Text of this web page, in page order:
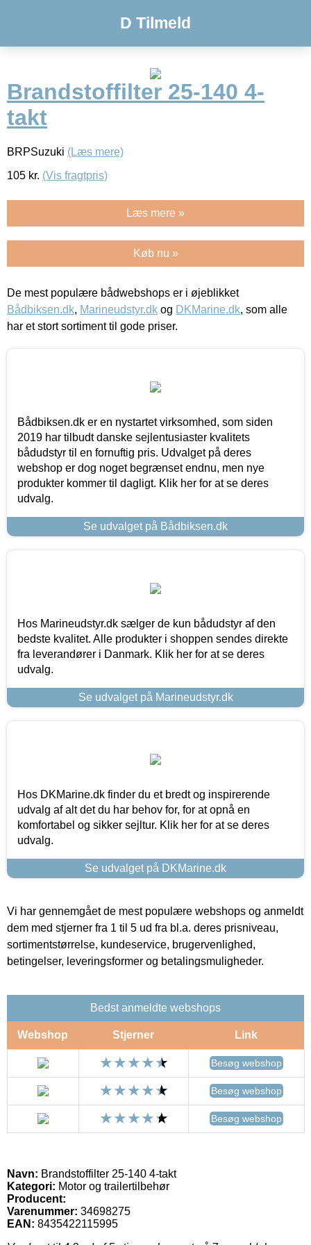
D Tilmeld
Brandstoffilter 25-140 4-
takt
BRPSuzuki (Læs mere)
105 kr. (Vis fragtpris)
Læs mere »
Køb nu »
De mest populære bådwebshops er i øjeblikket
Bådbiksen.dk, Marineudstyr.dk og DKMarine.dk, som alle
har et stort sortiment til gode priser.
Bådbiksen.dk er en nystartet virksomhed, som siden
2019 har tilbudt danske sejlentusiaster kvalitets
bådudstyr til en fornuftig pris. Udvalget på deres
webshop er dog noget begrænset endnu, men nye
produkter kommer til dagligt. Klik her for at se deres
udvalg.
Se udvalget på Bådbiksen.dk
Hos Marineudstyr.dk sælger de kun bådudstyr af den
bedste kvalitet. Alle produkter i shoppen sendes direkte
fra leverandører i Danmark. Klik her for at se deres
udvalg.
Se udvalget på Marineudstyr.dk
Hos DKMarine.dk finder du et bredt og inspirerende
udvalg af alt det du har behov for, for at opnå en
komfortabel og sikker sejltur. Klik her for at se deres
udvalg.
Se udvalget på DKMarine.dk
Vi har gennemgået de mest populære webshops og anmeldt
dem med stjerner fra 1 til 5 ud fra bl.a. deres prisniveau,
sortimentstørrelse, kundeservice, brugervenlighed,
betingelser, leveringsformer og betalingsmuligheder.
Bedst anmeldte webshops
Webshop Stjerner Link
Besøg webshop
Besøg webshop
Besøg webshop
Navn: Brandstoffilter 25-140 4-takt
Kategori: Motor og trailertilbehør
Producent:
Varenummer: 34698275
EAN: 8435422115995